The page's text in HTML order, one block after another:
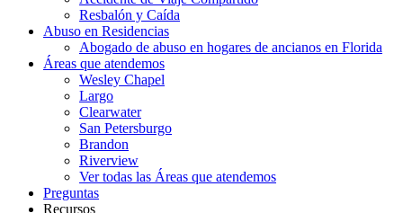
Resbalón y Caída
Abuso en Residencias
Abogado de abuso en hogares de ancianos en Florida
Áreas que atendemos
Wesley Chapel
Largo
Clearwater
San Petersburgo
Brandon
Riverview
Ver todas las Áreas que atendemos
Preguntas
Recursos